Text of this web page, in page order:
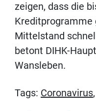
zeigen, dass die
Kreditprogramme
Mittelstand
betont DIHK-
Wansleben.
Tags: Coronavirus,